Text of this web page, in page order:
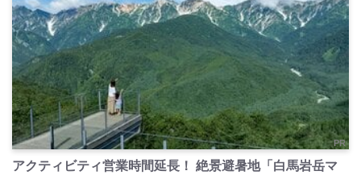
PR
アクティビティ営業時間延長！ 絶景避暑地「白馬岩岳マ